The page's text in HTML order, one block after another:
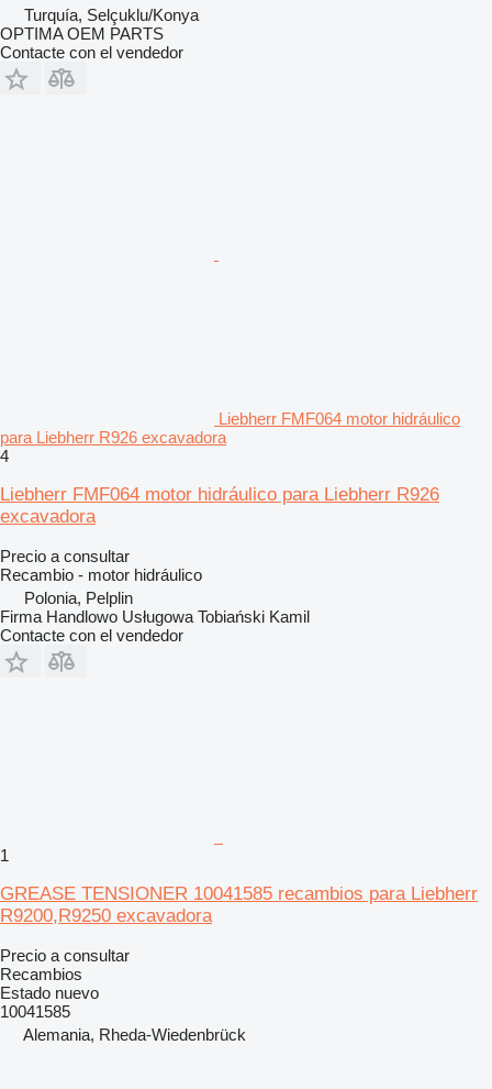
Turquía, Selçuklu/Konya
OPTIMA OEM PARTS
Contacte con el vendedor
Liebherr FMF064 motor hidráulico
para Liebherr R926 excavadora
4
Liebherr FMF064 motor hidráulico para Liebherr R926
excavadora
Precio a consultar
Recambio - motor hidráulico
Polonia, Pelplin
Firma Handlowo Usługowa Tobiański Kamil
Contacte con el vendedor
1
GREASE TENSIONER 10041585 recambios para Liebherr
R9200,R9250 excavadora
Precio a consultar
Recambios
Estado nuevo
10041585
Alemania, Rheda-Wiedenbrück